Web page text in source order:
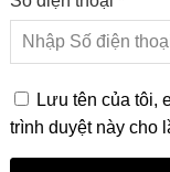
Lưu tên của tôi,
trình duyệt này cho